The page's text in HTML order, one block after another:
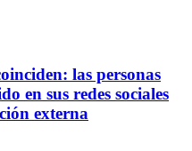
las personas
en sus redes sociales
externa